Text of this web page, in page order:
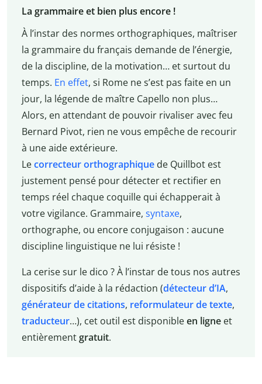
La grammaire et bien plus encore !
À l’instar des normes orthographiques, maîtriser
la grammaire du français demande de l’énergie,
de la discipline, de la motivation… et surtout du
temps. En effet, si Rome ne s’est pas faite en un
jour, la légende de maître Capello non plus…
Alors, en attendant de pouvoir rivaliser avec feu
Bernard Pivot, rien ne vous empêche de recourir
à une aide extérieure.
Lecorrecteur orthographiquede Quillbot est
justement pensé pour détecter et rectifier en
temps réel chaque coquille qui échapperait à
votre vigilance. Grammaire, syntaxe,
orthographe, ou encore conjugaison : aucune
discipline linguistique ne lui résiste !
La cerise sur le dico ? À l’instar de tous nos autres
dispositifs d’aide à la rédaction (détecteur d’IA,
générateur de citations, reformulateur de texte,
traducteur…), cet outil est disponibleen ligneet
entièrementgratuit.